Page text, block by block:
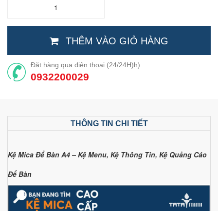
THÊM VÀO GIỎ HÀNG
Đặt hàng qua điện thoại (24/24H)h)
0932200029
THÔNG TIN CHI TIẾT
Kệ Mica Để Bàn A4 – Kệ Menu, Kệ Thông Tin, Kệ Quảng Cáo
Để Bàn